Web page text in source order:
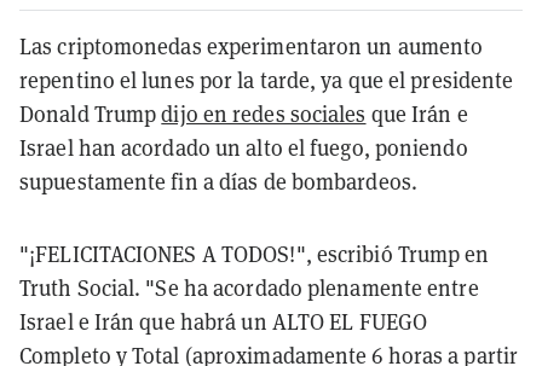
Las criptomonedas experimentaron un aumento
repentino el lunes por la tarde, ya que el presidente
Donald Trumpdijo en redes sociales que Irán e
Israel han acordado un alto el fuego, poniendo
supuestamente fin a días de bombardeos.
"¡FELICITACIONES A TODOS!", escribió Trump en
Truth Social. "Se ha acordado plenamente entre
Israel e Irán que habrá un ALTO EL FUEGO
Completo y Total (aproximadamente 6 horas a partir